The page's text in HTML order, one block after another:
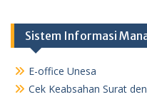
Sistem Informasi
E-office Unesa
Cek Keabsahan Surat